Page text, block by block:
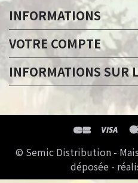
INFORMATIONS
VOTRE COMPTE
INFORMATIONS SUR
© Semic Distribution -
déposée -